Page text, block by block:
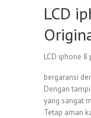
LCD
LCD iphone
bergaransi
Dengan
yang sangat
Tetap aman